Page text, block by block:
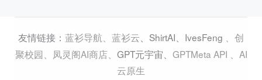
友情链接： 蓝衫导航 蓝衫云 ShirtAI IvesFeng
创
聚校园
凤灵阁AI商店、 GPT元宇宙 GPTMeta API
AI
云原生